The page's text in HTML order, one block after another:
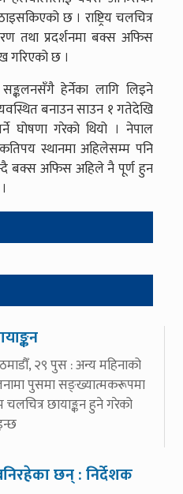
छ । राष्ट्रिय चलचित्र
तथा प्रदर्शनमा बक्स अफिस
गरिएको छ ।
हेर्नेका लागि लिइने
बनाउन साउन १ गतेदेखि
घोषणा गरेको थियो । नेपाल
स्थानमा अहिलेसम्म पनि
बक्स अफिस अहिले नै पूर्ण हुन
२९ पुस : अन्य महिनाको
पुसमा सङ्ख्यात्मकरूपमा
छायाङ्कन हुने गरेको
छन् : निर्देशक